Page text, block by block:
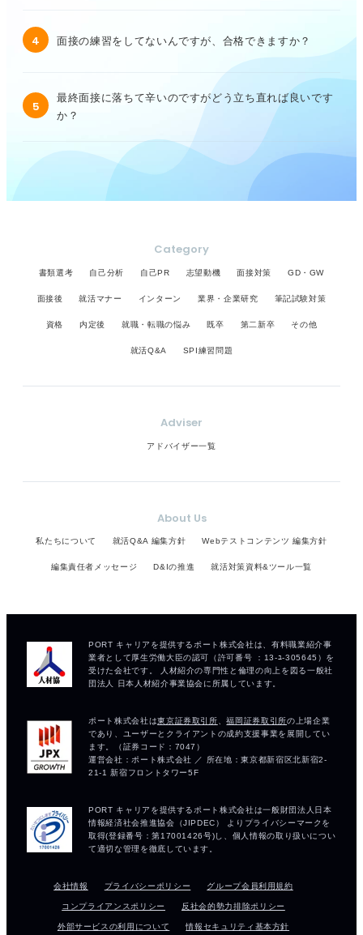
4 面接の練習をしてないんですが、合格できますか？
5
最終面接に落ちて辛いのですがどう立ち直れば良いです
か？
Category
書類選考 自己分析 自己PR 志望動機 面接対策 GD・GW
面接後 就活マナー インターン 業界・企業研究 筆記試験対策
資格 内定後 就職・転職の悩み 既卒 第二新卒 その他
就活Q&A SPI練習問題
Adviser
アドバイザー一覧
About Us
私たちについて 就活Q&A 編集方針 Webテストコンテンツ 編集方針
編集責任者メッセージ D&Iの推進 就活対策資料&ツール一覧
会社情報 プライバシーポリシー グループ会員利用規約
コンプライアンスポリシー 反社会的勢力排除ポリシー
外部サービスの利用について 情報セキュリティ基本方針